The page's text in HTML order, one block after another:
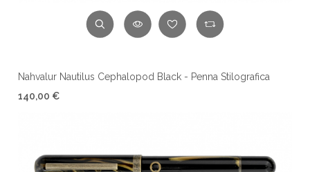
Nahvalur Nautilus Cephalopod Black - Penna Stilografica
140,00 €